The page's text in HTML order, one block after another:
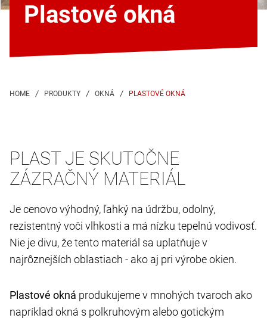
Plastové okná
PLASTOVÉ OKNÁ
PLAST JE SKUTOČNE
ZÁZRAČNÝ MATERIÁL
Je cenovo výhodný, ľahký na údržbu, odolný,
rezistentný voči vlhkosti a má nízku tepelnú vodivosť.
Nie je divu, že tento materiál sa uplatňuje v
najrôznejších oblastiach - ako aj pri výrobe okien.
Plastové okná produkujeme v mnohých tvaroch ako
napríklad okná s polkruhovým alebo gotickým